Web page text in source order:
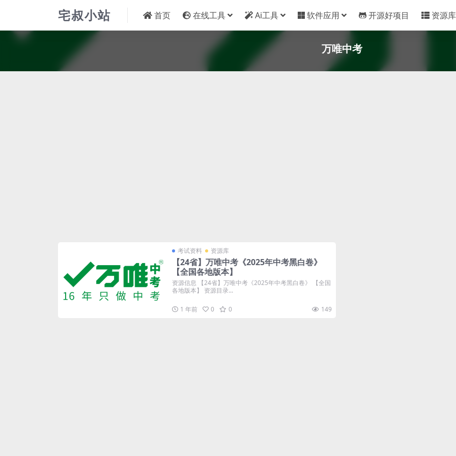
宅叔小站 首页 在线工具 Ai工具 软件应用 开源好项目 资源库
万唯中考
考试资料 资源库
【24省】万唯中考《2025年中考黑白卷》
【全国各地版本】
资源信息 【24省】万唯中考《2025年中考黑白卷》 【全国
各地版本】 资源目录...
1 年前 0 0 149